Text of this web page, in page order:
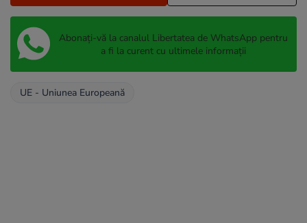
Abonați-vă la canalul Libertatea de WhatsApp pentru
a fi la curent cu ultimele informații
UE - Uniunea Europeană